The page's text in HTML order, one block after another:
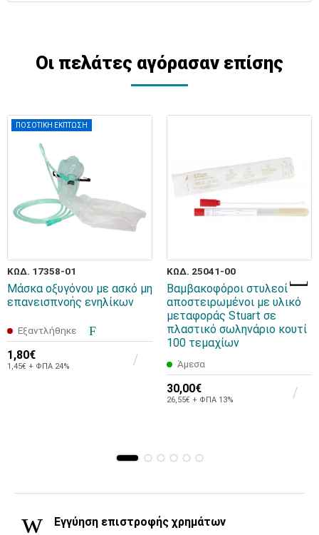
Οι πελάτες αγόρασαν επίσης
ΠΟΣΟΤΙΚΗ ΕΚΠΤΩΣΗ
ΚΩΔ. 17358-01
Μάσκα οξυγόνου με ασκό μη
επανεισπνοής ενηλίκων
Εξαντλήθηκε
1,80€
1,45€ + ΦΠΑ 24%
ΚΩΔ. 25041-00
Βαμβακοφόροι στυλεοί
αποστειρωμένοι με υλικό
μεταφοράς Stuart σε
πλαστικό σωληνάριο κουτί
100 τεμαχίων
Άμεσα
30,00€
26,55€ + ΦΠΑ 13%
Εγγύηση επιστροφής χρημάτων